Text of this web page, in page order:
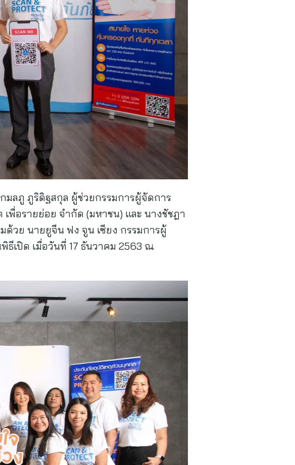
มลภู ภูริดิฐสกุล ผู้ช่วยกรรมการผู้จัดการ
เพื่อรายย่อย จำกัด (มหาชน) และ นางชัชฎา
วย นายยูจีน ฟง จูน เซียง กรรมการผู้
เปิด เมื่อวันที่ 17 ธันวาคม 2563 ณ